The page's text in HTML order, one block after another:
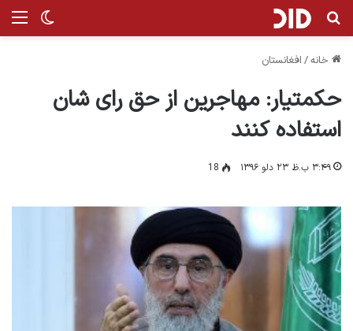
تغییر جستجو برای
خانه/ افغانستان
حکمتیار: مهاجرین از حق رای شان
استفاده کنند
۳:۴۹ ب.ظ ۲۳ دلو ۱۳۹۶ 18